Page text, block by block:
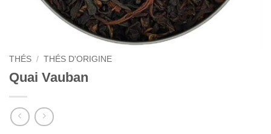
THÉS / THÉS D'ORIGINE
Quai Vauban